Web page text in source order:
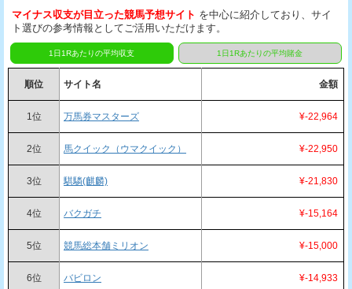
マイナス収支が目立った競馬予想サイト を中心に紹介しており、サイ
ト選びの参考情報としてご活用いただけます。
1日1Rあたりの平均収支 1日1Rあたりの平均賭金
順位 サイト名 金額
1位 万馬券マスターズ ¥-22,964
2位 馬クイック（ウマクイック） ¥-22,950
3位 騏驎(麒麟) ¥-21,830
4位 バクガチ ¥-15,164
5位 競馬総本舗ミリオン ¥-15,000
6位 バビロン ¥-14,933